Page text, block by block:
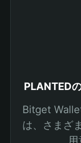
PLANTED
Bitget
は、さまざ
用